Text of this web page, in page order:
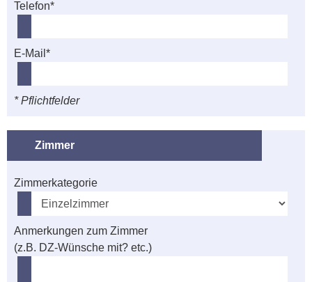
Telefon*
E-Mail*
* Pflichtfelder
Zimmer
Zimmerkategorie
Anmerkungen zum Zimmer
(z.B. DZ-Wünsche mit? etc.)